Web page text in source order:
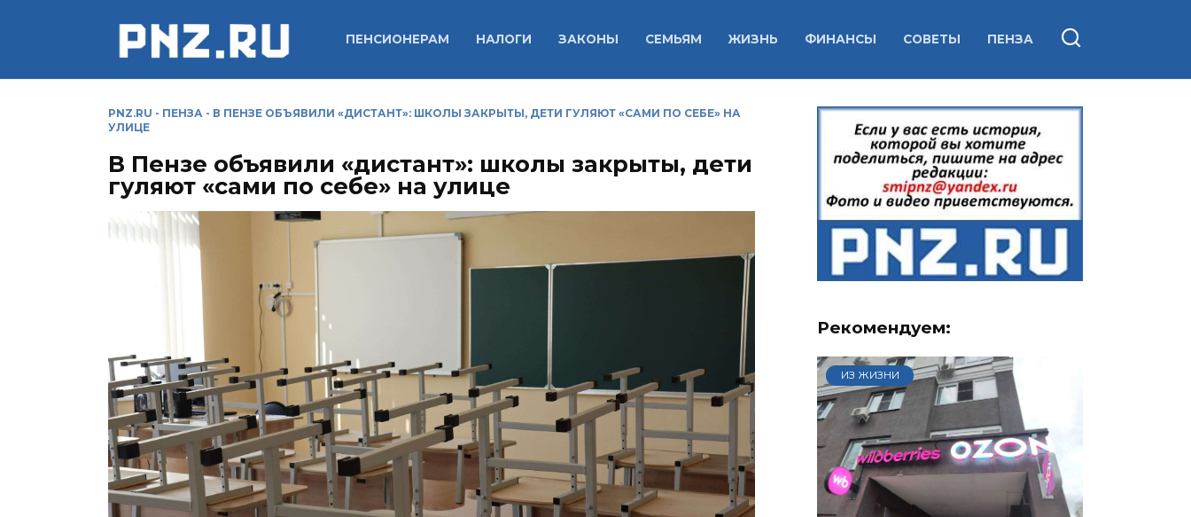
ПЕНСИОНЕРАМ НАЛОГИ ЗАКОНЫ СЕМЬЯМ ЖИЗНЬ ФИНАНСЫ СОВЕТЫ ПЕНЗА
PNZ.RU - ПЕНЗА - В ПЕНЗЕ ОБЪЯВИЛИ «ДИСТАНТ»: ШКОЛЫ ЗАКРЫТЫ, ДЕТИ ГУЛЯЮТ «САМИ ПО СЕБЕ» НА
УЛИЦЕ
В Пензе объявили «дистант»: школы закрыты, дети
гуляют «сами по себе» на улице
Рекомендуем:
ИЗ ЖИЗНИ